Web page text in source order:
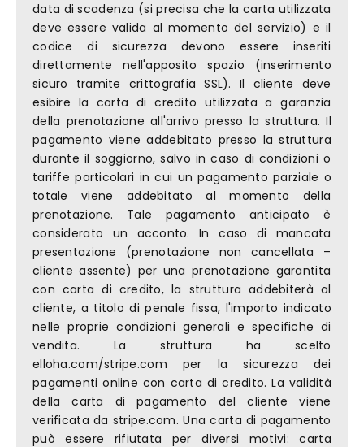
data di scadenza (si precisa che la carta utilizzata
deve essere valida al momento del servizio) e il
codice di sicurezza devono essere inseriti
direttamente nell'apposito spazio (inserimento
sicuro tramite crittografia SSL). Il cliente deve
esibire la carta di credito utilizzata a garanzia
della prenotazione all'arrivo presso la struttura. Il
pagamento viene addebitato presso la struttura
durante il soggiorno, salvo in caso di condizioni o
tariffe particolari in cui un pagamento parziale o
totale viene addebitato al momento della
prenotazione. Tale pagamento anticipato è
considerato un acconto. In caso di mancata
presentazione (prenotazione non cancellata –
cliente assente) per una prenotazione garantita
con carta di credito, la struttura addebiterà al
cliente, a titolo di penale fissa, l'importo indicato
nelle proprie condizioni generali e specifiche di
vendita. La struttura ha scelto
elloha.com/stripe.com per la sicurezza dei
pagamenti online con carta di credito. La validità
della carta di pagamento del cliente viene
verificata da stripe.com. Una carta di pagamento
può essere rifiutata per diversi motivi: carta